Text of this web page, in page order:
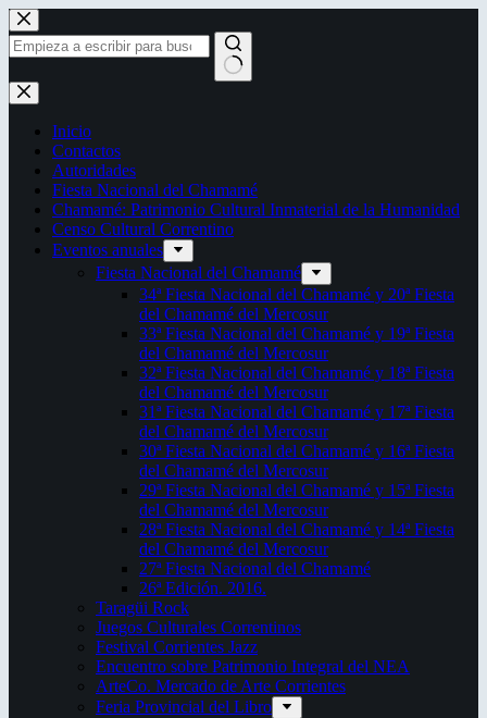
Saltar
al
contenido
Sin
resultados
Inicio
Contactos
Autoridades
Fiesta Nacional del Chamamé
Chamamé: Patrimonio Cultural Inmaterial de la Humanidad
Censo Cultural Correntino
Eventos anuales
Fiesta Nacional del Chamamé
34ª Fiesta Nacional del Chamamé y 20ª Fiesta
del Chamamé del Mercosur
33ª Fiesta Nacional del Chamamé y 19ª Fiesta
del Chamamé del Mercosur
32ª Fiesta Nacional del Chamamé y 18ª Fiesta
del Chamamé del Mercosur
31ª Fiesta Nacional del Chamamé y 17ª Fiesta
del Chamamé del Mercosur
30ª Fiesta Nacional del Chamamé y 16ª Fiesta
del Chamamé del Mercosur
29ª Fiesta Nacional del Chamamé y 15ª Fiesta
del Chamamé del Mercosur
28ª Fiesta Nacional del Chamamé y 14ª Fiesta
del Chamamé del Mercosur
27ª Fiesta Nacional del Chamamé
26ª Edición. 2016.
Taragüi Rock
Juegos Culturales Correntinos
Festival Corrientes Jazz
Encuentro sobre Patrimonio Integral del NEA
ArteCo. Mercado de Arte Corrientes
Feria Provincial del Libro